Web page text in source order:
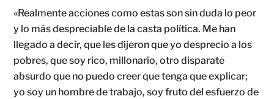
«Realmente acciones como estas son sin duda lo peor
y lo más despreciable de la casta política. Me han
llegado a decir, que les dijeron que yo desprecio a los
pobres, que soy rico, millonario, otro disparate
absurdo que no puedo creer que tenga que explicar;
yo soy un hombre de trabajo, soy fruto del esfuerzo de